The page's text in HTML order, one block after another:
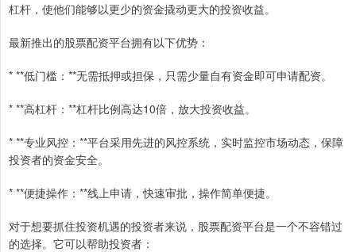
杠杆，使他们能够以更少的资金撬动更大的投资收益。
最新推出的股票配资平台拥有以下优势：
* **低门槛：**无需抵押或担保，只需少量自有资金即可申请配资。
* **高杠杆：**杠杆比例高达10倍，放大投资收益。
* **专业风控：**平台采用先进的风控系统，实时监控市场动态，保障
投资者的资金安全。
* **便捷操作：**线上申请，快速审批，操作简单便捷。
对于想要抓住投资机遇的投资者来说，股票配资平台是一个不容错过
的选择。它可以帮助投资者：